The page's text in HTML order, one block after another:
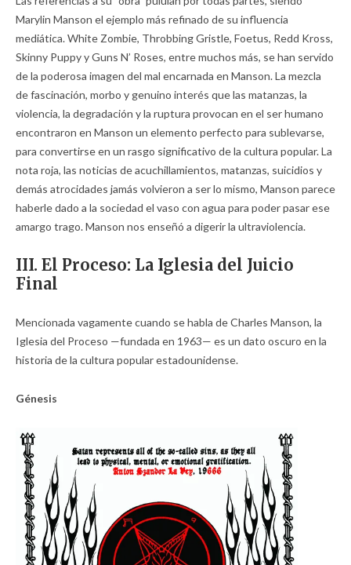
Marylin Manson el ejemplo más refinado de su influencia
mediática. White Zombie, Throbbing Gristle, Foetus, Redd Kross,
Skinny Puppy y Guns N’ Roses, entre muchos más, se han servido
de la poderosa imagen del mal encarnada en Manson. La mezcla
de fascinación, morbo y genuino interés que las matanzas, la
violencia, la degradación y la ruptura provocan en el ser humano
encontraron en Manson un elemento perfecto para sublevarse,
para convertirse en un rasgo significativo de la cultura popular. La
nota roja, las noticias de acuchillamientos, matanzas, suicidios y
demás atrocidades jamás volvieron a ser lo mismo, Manson parece
haberle dado a la sociedad el vaso con agua para poder pasar ese
amargo trago. Manson nos enseñó a digerir la ultraviolencia.
III. El Proceso: La Iglesia del Juicio
Final
Mencionada vagamente cuando se habla de Charles Manson, la
Iglesia del Proceso —fundada en 1963— es un dato oscuro en la
historia de la cultura popular estadounidense.
Génesis